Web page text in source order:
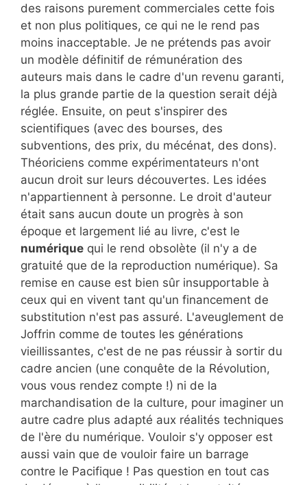
des raisons purement commerciales cette fois
et non plus politiques, ce qui ne le rend pas
moins inacceptable. Je ne prétends pas avoir
un modèle définitif de rémunération des
auteurs mais dans le cadre d'un revenu garanti,
la plus grande partie de la question serait déjà
réglée. Ensuite, on peut s'inspirer des
scientifiques (avec des bourses, des
subventions, des prix, du mécénat, des dons).
Théoriciens comme expérimentateurs n'ont
aucun droit sur leurs découvertes. Les idées
n'appartiennent à personne. Le droit d'auteur
était sans aucun doute un progrès à son
époque et largement lié au livre, c'est le
numérique qui le rend obsolète (il n'y a de
gratuité que de la reproduction numérique). Sa
remise en cause est bien sûr insupportable à
ceux qui en vivent tant qu'un financement de
substitution n'est pas assuré. L'aveuglement de
Joffrin comme de toutes les générations
vieillissantes, c'est de ne pas réussir à sortir du
cadre ancien (une conquête de la Révolution,
vous vous rendez compte !) ni de la
marchandisation de la culture, pour imaginer un
autre cadre plus adapté aux réalités techniques
de l'ère du numérique. Vouloir s'y opposer est
aussi vain que de vouloir faire un barrage
contre le Pacifique ! Pas question en tout cas